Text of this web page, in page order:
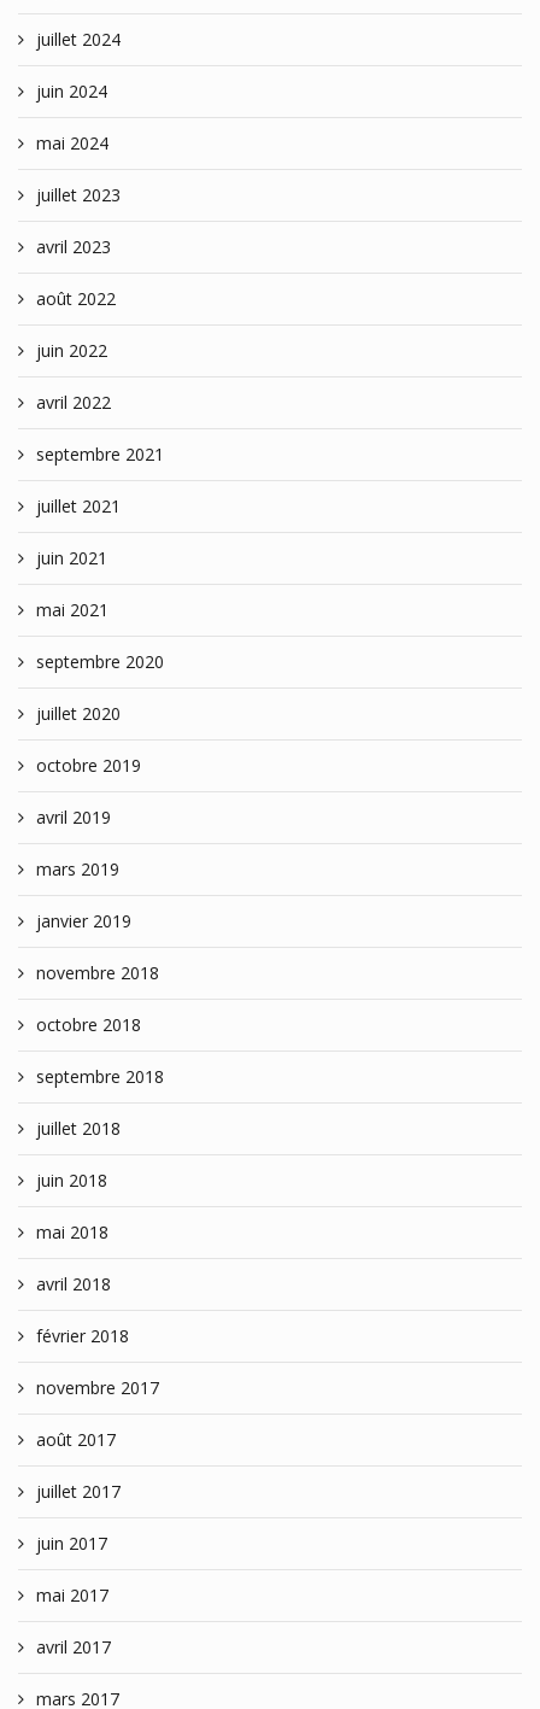
juillet 2024
juin 2024
mai 2024
juillet 2023
avril 2023
août 2022
juin 2022
avril 2022
septembre 2021
juillet 2021
juin 2021
mai 2021
septembre 2020
juillet 2020
octobre 2019
avril 2019
mars 2019
janvier 2019
novembre 2018
octobre 2018
septembre 2018
juillet 2018
juin 2018
mai 2018
avril 2018
février 2018
novembre 2017
août 2017
juillet 2017
juin 2017
mai 2017
avril 2017
mars 2017